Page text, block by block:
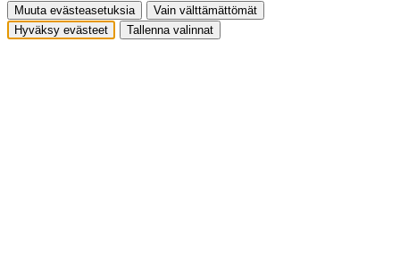
Muuta evästeasetuksia
Vain välttämättömät
Hyväksy evästeet
Tallenna valinnat